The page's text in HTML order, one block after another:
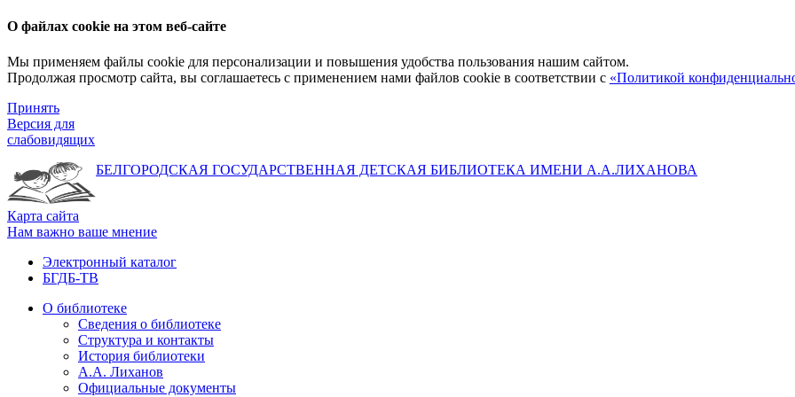
О файлах cookie на этом веб-сайте
Мы применяем файлы cookie для персонализации и повышения удобства пользования нашим сайтом.
Продолжая просмотр сайта, вы соглашаетесь с применением нами файлов cookie в соответствии с «Политикой
Принять
Версия для
слабовидящих
БЕЛГОРОДСКАЯ ГОСУДАРСТВЕННАЯ ДЕТСКАЯ БИБЛИОТЕКА ИМЕНИ А.А.ЛИХАНОВА
Карта сайта
Нам важно ваше мнение
Электронный каталог
БГДБ-ТВ
О библиотеке
Сведения о библиотеке
Структура и контакты
История библиотеки
А.А. Лиханов
Официальные документы